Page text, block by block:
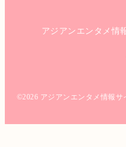
アジアンエンタメ情
©2026 アジアンエンタメ情報サ